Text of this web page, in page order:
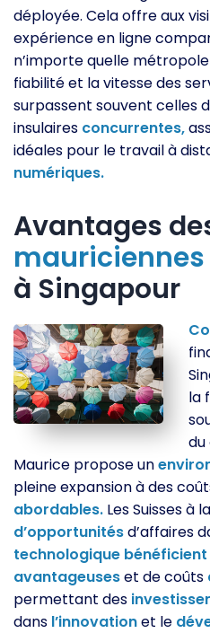
déployée. Cela offre aux
expérience en ligne
n’importe quelle
fiabilité et la vitesse des
surpassent souvent celles
insulaires concurrentes,
idéales pour le travail à
numériques.
Avantages
mauriciennes
à Singapour
la
du
Maurice propose un
pleine expansion à des
abordables. Les Suisses à
d’opportunitésd’affaires
technologique bénéficient
avantageuseset de coûts
permettant des
dans l’innovationet le